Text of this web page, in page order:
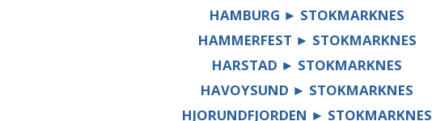
HAMBURG ► STOKMARKNES
HAMMERFEST ► STOKMARKNES
HARSTAD ► STOKMARKNES
HAVOYSUND ► STOKMARKNES
HJORUNDFJORDEN ► STOKMARKNES